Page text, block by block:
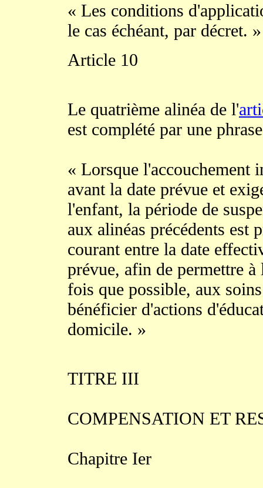
« Les conditions
le cas échéant, par décret. »
Article 10
Le quatrième alinéa de l'
est complété par une
« Lorsque l'accouchement
avant la date prévue et
l'enfant, la période de
aux alinéas précédents est
courant entre la date
prévue, afin de permettre
fois que possible, aux
bénéficier d'actions
domicile. »
TITRE III
COMPENSATION ET
Chapitre Ier